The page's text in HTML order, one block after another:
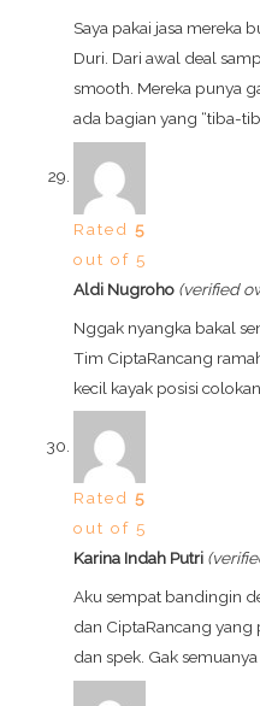
Saya pakai jasa mereka
Duri. Dari awal deal
smooth. Mereka punya
ada bagian yang “tiba-
Rated5
out of 5
Aldi Nugroho (verified
Nggak nyangka bakal
Tim CiptaRancang
kecil kayak posisi
Rated5
out of 5
Karina Indah Putri
Aku sempat bandingin
dan CiptaRancang yang
dan spek. Gak